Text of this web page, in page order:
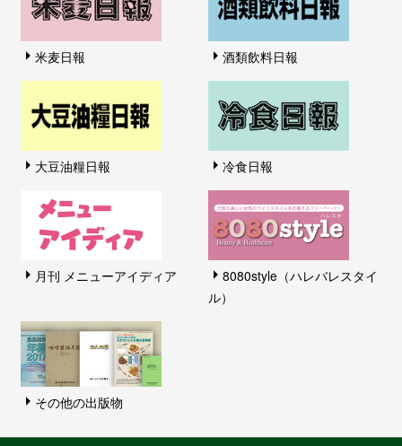
米麦日報 酒類飲料日報
大豆油糧日報 冷食日報
月刊 メニューアイディア
8080style（ハレバレスタイ
ル）
その他の出版物